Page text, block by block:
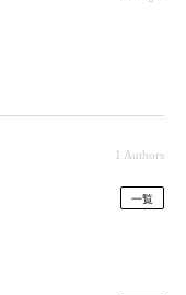
1 Authors
一覧